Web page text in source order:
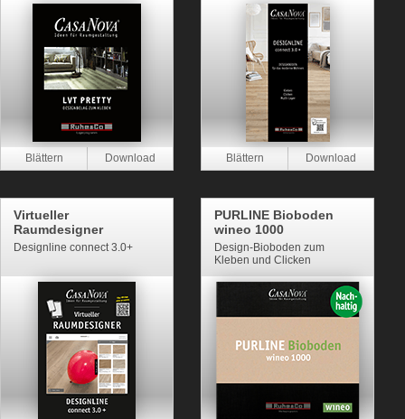
Virtueller
Raumdesigner
Designline connect 3.0+
PURLINE Bioboden
wineo 1000
Design-Bioboden zum
Kleben und Clicken